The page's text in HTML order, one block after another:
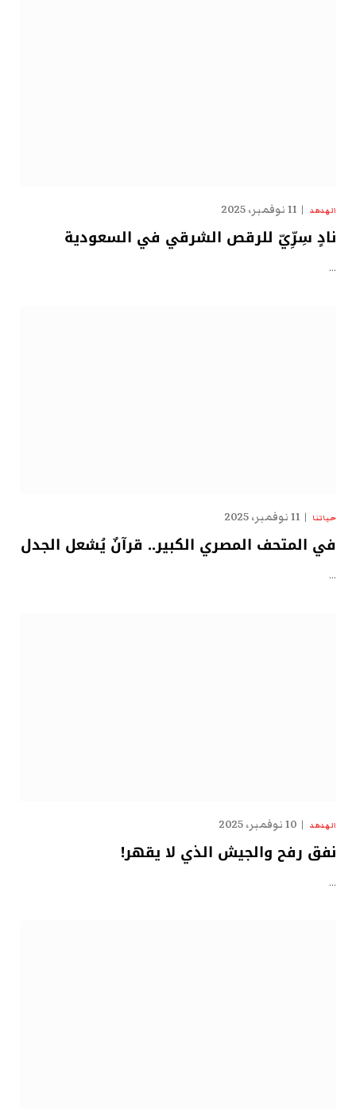
الهدهد 11 نوفمبر، 2025
نادٍ سِرِّيّ للرقص الشرقي في السعودية
…
حياتنا 11 نوفمبر، 2025
في المتحف المصري الكبير.. قرآنٌ يُشعل الجدل
…
الهدهد 10 نوفمبر، 2025
نفق رفح والجيش الذي لا يقهر!
…